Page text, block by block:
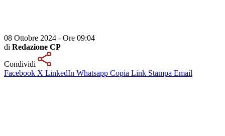
08 Ottobre 2024 - Ore 09:04
di Redazione CP
Condividi
Facebook X LinkedIn Whatsapp Copia Link Stampa Email